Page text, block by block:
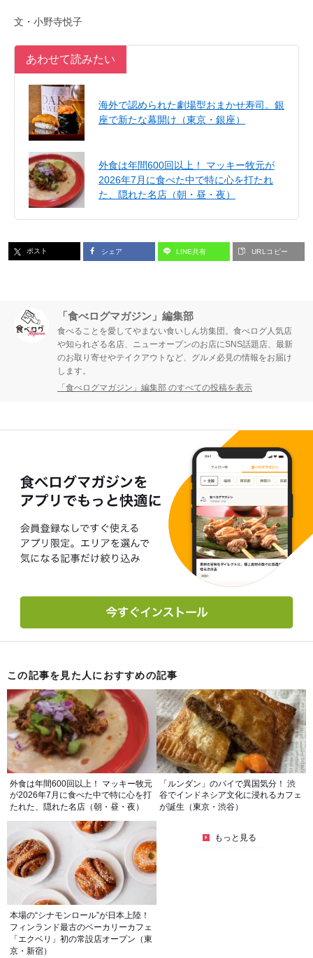
文・小野寺悦子
あわせて読みたい
海外で認められた劇場型おまかせ寿司。銀
座で新たな幕開け（東京・銀座）
外食は年間600回以上！ マッキー牧元が
2026年7月に食べた中で特に心を打たれ
た、隠れた名店（朝・昼・夜）
ポスト シェア LINE共有 URLコピー
「食べログマガジン」編集部
食べることを愛してやまない食いしん坊集団。食べログ人気店
や知られざる名店、ニューオープンのお店にSNS話題店、最新
のお取り寄せやテイクアウトなど、グルメ必見の情報をお届け
します。
「食べログマガジン」編集部 のすべての投稿を表示
この記事を見た人におすすめの記事
外食は年間600回以上！ マッキー牧元
が2026年7月に食べた中で特に心を打
たれた、隠れた名店（朝・昼・夜）
「ルンダン」のパイで異国気分！ 渋
谷でインドネシア文化に浸れるカフェ
が誕生（東京・渋谷）
本場の“シナモンロール”が日本上陸！
フィンランド最古のベーカリーカフェ
「エクベリ」初の常設店オープン（東
京・新宿）
もっと見る